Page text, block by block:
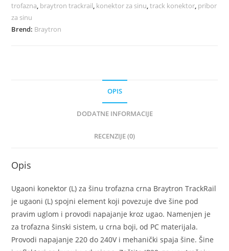
trofazna, braytron trackrail, konektor za sinu,track konektor, pribor
za sinu
Brend: Braytron
OPIS
DODATNE INFORMACIJE
RECENZIJE (0)
Opis
Ugaoni konektor (L) za šinu trofazna crna Braytron TrackRail
je ugaoni (L) spojni element koji povezuje dve šine pod
pravim uglom i provodi napajanje kroz ugao. Namenjen je
za trofazna šinski sistem, u crna boji, od PC materijala.
Provodi napajanje 220 do 240V i mehanički spaja šine. Šine